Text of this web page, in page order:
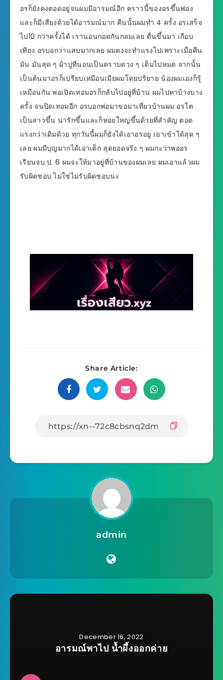
อรก็ยังคงตอดอยู่จนผมมีอารมณ์อีก คราวนี้ของอรขึ้นฟอง
และก็มีเสียงด้วยได้อารมณ์มาก คืนนั้นผมทำ 4 ครั้ง อรเสร็จ
ไป10 กว่าครั้งได้ เรานอนกอดกันกลมเลย ตื่นขึ้นมา เกือบ
เทียง อรบอกว่าแสบมากเลย ผมคงจะทำแรงไปเพราะเมื่อคืน
มัน มันสุด ๆ ผ้าปูที่นอนเป็นคราบดวง ๆ เต็มไปหมด จากนั้น
เป็นต้นมาอรก็เปรียบเหมือนเมียผมโดยปริยาย น้องผมเองก็รู้
เหมือนกัน พอเปิดเทอมอรก็กลับไปอยู่ที่บ้าน ผมไปหาบ้างบาง
ครั้ง จนปิดเทอมอีก อรบอกพ่อมาขอมาเที่ยวบ้านผม อรโต
เป็นสาวขึ้น น่ารักขึ้นและก็หอยใหญ่ขึ้นด้วยที่สำคัญ ตอด
แรงกว่าเดิมด้วย ทุกวันนี้ผมก็ยังได้เอาอรอยู่ เอาเข้าได้สุด ๆ
เลย ผมมีบุญมากได้เอาเด็ก สุดยอดจริง ๆ ผมกะว่าพออร
เรียนจบ ป. 6 ผมจะให้มาอยู่ที่บ้านของผมเลย ผมเอาแล้วผม
รับผิดชอบ ไม่ใช่ไม่รับผิดชอบนะ
Share Article:
admin
December 16, 2022
อารมณ์พาไป น้ำผึ้งออกค่าย